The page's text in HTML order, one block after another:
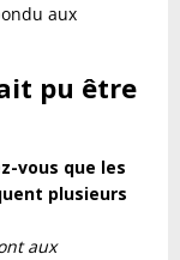
aux
pu être
vous que les
plusieurs
aux